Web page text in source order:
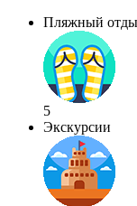
Пляжный
5
Экскурсии